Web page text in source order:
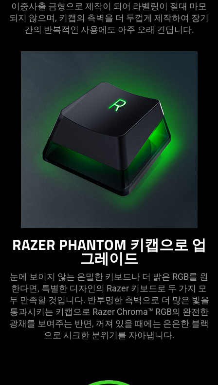
이중사출 금형으로 제작이 되어 라벨링이 절대 마모
되지 않으며, 키캡의 측벽을 더 두껍게 제작하여 장기
간의 반복적인 사용에도 아주 오래 견딥니다.
RAZER PHANTOM 키캡으로 업
그레이드
눈에 보이지 않는 은밀한 키보드나 더 밝은 RGB를 원
한다면, 특별한 디자인의 Razer 키보드로 두 가지 모
두 만족할 것입니다. 반투명한 측벽으로 더 많은 빛을
통과시키는 키캡으로 Razer Chroma™ RGB의 완전한
광채를 보여주는 반면, 꺼져 있을 때에는 은은한 블랙
으로 시크한 분위기를 자아냅니다.